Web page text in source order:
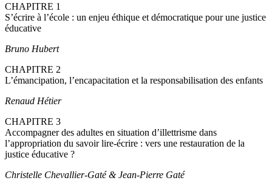
CHAPITRE 1
S’écrire à l’école : un enjeu éthique et démocratique pour une justice
éducative
Bruno Hubert
CHAPITRE 2
L’émancipation, l’encapacitation et la responsabilisation des enfants
Renaud Hétier
CHAPITRE 3
Accompagner des adultes en situation d’illettrisme dans
l’appropriation du savoir lire-écrire : vers une restauration de la
justice éducative ?
Christelle Chevallier-Gaté & Jean-Pierre Gaté